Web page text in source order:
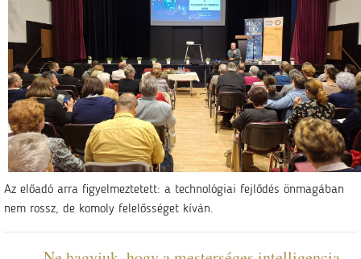
Az előadó arra figyelmeztetett: a technológiai fejlődés önmagában
nem rossz, de komoly felelősséget kíván.